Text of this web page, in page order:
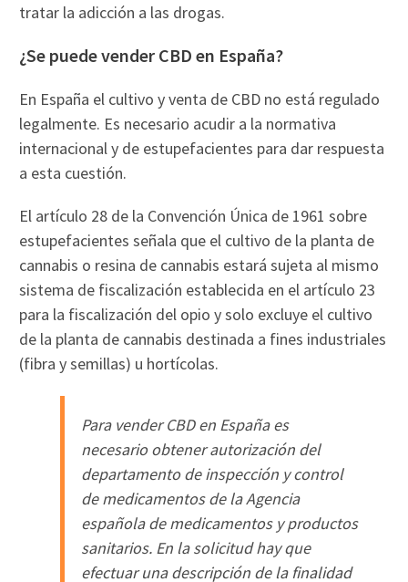
tratar la adicción a las drogas.
¿Se puede vender CBD en España?
En España el cultivo y venta de CBD no está regulado
legalmente. Es necesario acudir a la normativa
internacional y de estupefacientes para dar respuesta
a esta cuestión.
El artículo 28 de la Convención Única de 1961 sobre
estupefacientes señala que el cultivo de la planta de
cannabis o resina de cannabis estará sujeta al mismo
sistema de fiscalización establecida en el artículo 23
para la fiscalización del opio y solo excluye el cultivo
de la planta de cannabis destinada a fines industriales
(fibra y semillas) u hortícolas.
Para vender CBD en España es
necesario obtener autorización del
departamento de inspección y control
de medicamentos de la Agencia
española de medicamentos y productos
sanitarios. En la solicitud hay que
efectuar una descripción de la finalidad